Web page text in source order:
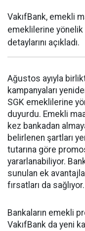
VakıfBank, emekli
emeklilerine yönelik
detaylarını açıkladı.
Ağustos ayıyla
kampanyaları
SGK emeklilerine
duyurdu. Emekli
kez bankadan
belirlenen şartları
tutarına göre
yararlanabiliyor.
sunulan ek
fırsatları da sağlıyor.
Bankaların emekli
VakıfBank da yeni